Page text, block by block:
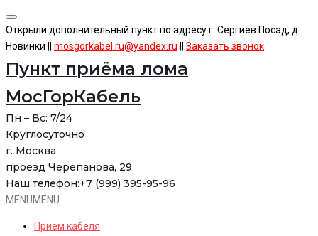
Skip
to
content
Открыли дополнительный пункт по адресу г. Сергиев Посад, д.
Новинки || mosgorkabel.ru@yandex.ru Заказать звонок
Пункт приёма лома
МосГорКабель
Пн – Вс: 7/24
Круглосуточно
г. Москва
проезд Черепанова, 29
Наш телефон:+7 (999) 395-95-96
MENUMENU
Прием кабеля